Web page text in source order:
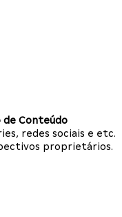
de Conteúdo
redes sociais e etc.
proprietários.